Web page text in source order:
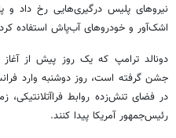
نیروهای پلیس درگیری‌هایی رخ داد و
اشک‌آور و خودروهای آب‌پاش استفاده
دونالد ترامپ که یک روز پیش از
جشن گرفته است، روز دوشنبه وارد
در فضای تنش‌زده روابط فراآتلانتیکی،
رئیس‌جمهور آمریکا پیدا کنند.